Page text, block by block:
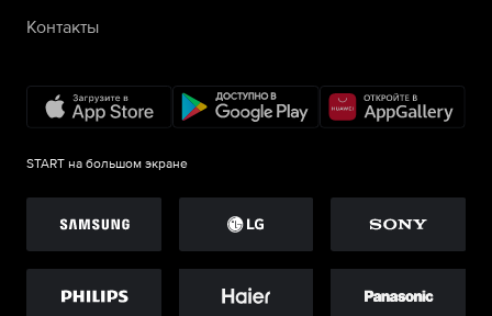
Контакты
START на большом экране